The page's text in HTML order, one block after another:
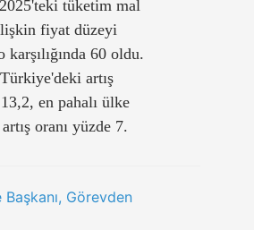
tüketim mal
fiyat düzeyi
karşılığında 60 oldu.
artış
en pahalı ülke
oranı yüzde 7.
Başkanı, Görevden